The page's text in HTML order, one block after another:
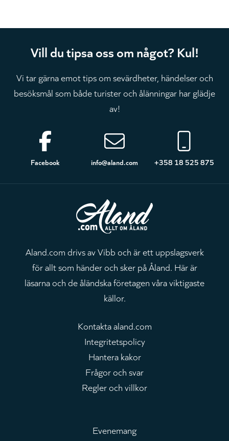
Vill du tipsa oss om något? Kul!
Vi tar gärna emot tips om sevärdheter, händelser och
besöksmål som både turister och ålänningar har glädje
av!
Sidfot
Facebook info@aland.com +358 18 525 875
Aland.com drivs av Vibb och är ett uppslagsverk
för allt som händer och sker på Åland. Här är
läsarna och de åländska företagen våra viktigaste
källor.
Kontakta aland.com
Integritetspolicy
Hantera kakor
Frågor och svar
Regler och villkor
Evenemang